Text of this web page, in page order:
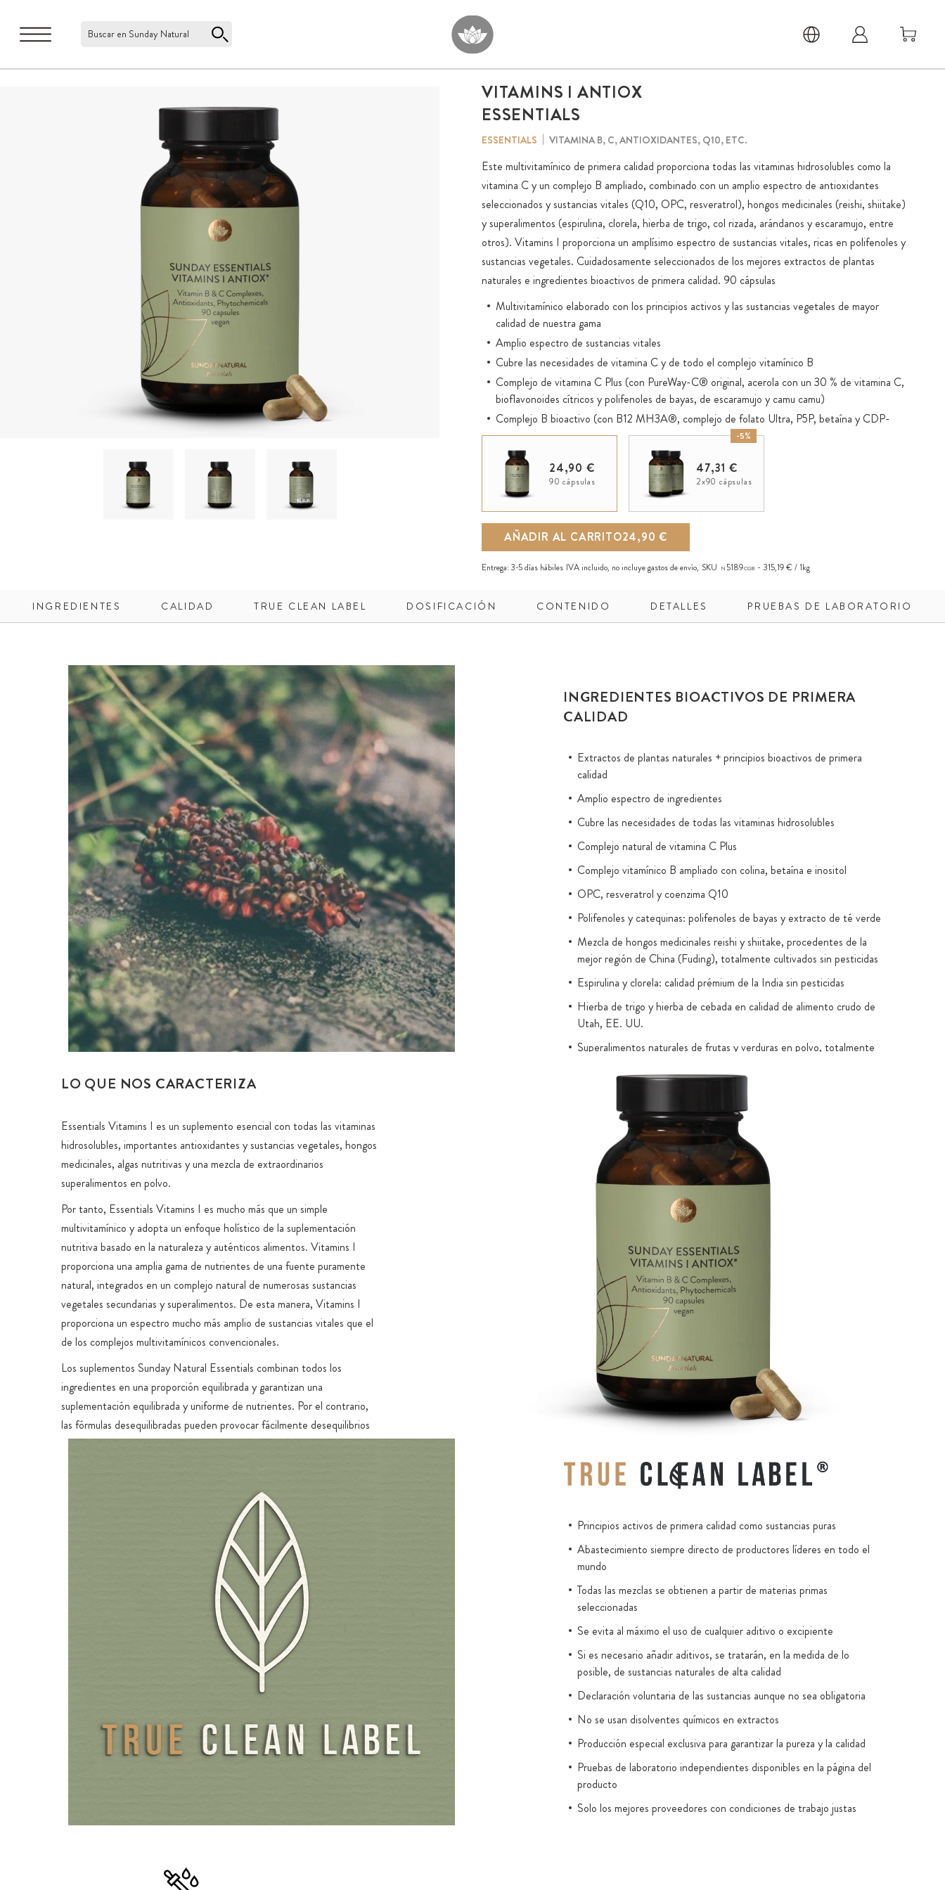
Buscar en Sunday Natural
VITAMINS I ANTIOX
ESSENTIALS
ESSENTIALS VITAMINA B, C, ANTIOXIDANTES, Q10, ETC.
Este multivitamínico de primera calidad proporciona todas las vitaminas hidrosolubles como la
vitamina C y un complejo B ampliado, combinado con un amplio espectro de antioxidantes
seleccionados y sustancias vitales (Q10, OPC, resveratrol), hongos medicinales (reishi, shiitake)
y superalimentos (espirulina, clorela, hierba de trigo, col rizada, arándanos y escaramujo, entre
otros). Vitamins I proporciona un amplísimo espectro de sustancias vitales, ricas en polifenoles y
sustancias vegetales. Cuidadosamente seleccionados de los mejores extractos de plantas
naturales e ingredientes bioactivos de primera calidad. 90 cápsulas
Multivitamínico elaborado con los principios activos y las sustancias vegetales de mayor
calidad de nuestra gama
Amplio espectro de sustancias vitales
Cubre las necesidades de vitamina C y de todo el complejo vitamínico B
Complejo de vitamina C Plus (con PureWay-C® original, acerola con un 30 % de vitamina C,
bioflavonoides cítricos y polifenoles de bayas, de escaramujo y camu camu)
Complejo B bioactivo (con B12 MH3A®, complejo de folato Ultra, P5P, betaína y CDP-
colina, entre otros)
OPC, resveratrol, polifenoles de bayas, extracto de té verde y coenzima Q10
Mezcla de hongos medicinales reishi y shiitake
Mezcla de algas espirulina y clorela
Mezcla de superalimentos de hierbas, frutas y verduras
Rico en sustancias vegetales secundarias: polifenoles, catequinas y carotenoides
Vegano
24,90 €
90 cápsulas
-5%
47,31 €
2x90 cápsulas
AÑADIR AL CARRITO24,90 €
Entrega: 3-5 días hábiles IVA incluido, no incluyegastos de envío, SKU N 5189CGB 315,19 € / 1kg
INGREDIENTES CALIDAD TRUE CLEAN LABEL DOSIFICACIÓN CONTENIDO DETALLES PRUEBAS DE LABORATORIO
INGREDIENTES BIOACTIVOS DE PRIMERA
CALIDAD
Extractos de plantas naturales + principios bioactivos de primera
calidad
Amplio espectro de ingredientes
Cubre las necesidades de todas las vitaminas hidrosolubles
Complejo natural de vitamina C Plus
Complejo vitamínico B ampliado con colina, betaína e inositol
OPC, resveratrol y coenzima Q10
Polifenoles y catequinas: polifenoles de bayas y extracto de té verde
Mezcla de hongos medicinales reishi y shiitake, procedentes de la
mejor región de China (Fuding), totalmente cultivados sin pesticidas
Espirulina y clorela: calidad prémium de la India sin pesticidas
Hierba de trigo y hierba de cebada en calidad de alimento crudo de
Utah, EE. UU.
Superalimentos naturales de frutas y verduras en polvo, totalmente
Variedad natural de formas con una combinación de cofactores
naturales y sustancias vegetales
Complejo de vitamina C Plus: recubierto de ácidos grasos vegetales
con complejo de bioflavonoides cítricos
Integrado en una matriz de sustancias vegetales de camu camu,
escaramujo, polifenoles de bayas y bioflavonoides cítricos
principios bioactivos de primera calidad
Vitamina B12 como fórmula MH3A: las 3 cobalaminas naturales
Folato como complejo de folato: Quatrefolic® y MagnafolatePro®
Vitaminas del grupo B bioactivas: P5P (vitamina B6), CDP-colina y
mioinositol
OPC como extracto acuoso de gran pureza de semillas de uva
francesas de primera calidad
Resveratrol patentado Veri-te™ original de Suiza procedente de
fermentación, con más del 98 % de trans-resveratrol
col rizada
Mezcla de frutas: açaí, arándanos silvestres y aronia
LO QUE NOS CARACTERIZA
Essentials Vitamins I es un suplemento esencial con todas las vitaminas
hidrosolubles, importantes antioxidantes y sustancias vegetales, hongos
medicinales, algas nutritivas y una mezcla de extraordinarios
superalimentos en polvo.
Por tanto, Essentials Vitamins I es mucho más que un simple
multivitamínico y adopta un enfoque holístico de la suplementación
nutritiva basado en la naturaleza y auténticos alimentos. Vitamins I
proporciona una amplia gama de nutrientes de una fuente puramente
natural, integrados en un complejo natural de numerosas sustancias
vegetales secundarias y superalimentos. De esta manera, Vitamins I
proporciona un espectro mucho más amplio de sustancias vitales que el
de los complejos multivitamínicos convencionales.
Los suplementos Sunday Natural Essentials combinan todos los
ingredientes en una proporción equilibrada y garantizan una
suplementación equilibrada y uniforme de nutrientes. Por el contrario,
las fórmulas desequilibradas pueden provocar fácilmente desequilibrios
que favorezcan la desregulación o deficiencias relativas.
de primera calidad cuidadosamente seleccionados, que hemos recopilado
a lo largo de más de 5 años de investigación en los principios activos de
mayor calidad del mundo. Esto diferencia las fórmulas de otras
multivitaminas que consisten en mezclas económicas ya preparadas de
Essentials Vitamins I proporciona nutrientes como una combinación de
extractos de plantas naturales y sustancias bioactivas puras y, por tanto,
ofrece lo mejor de ambas partes: sustancias bioactivas en una rica
variedad de formas y en una combinación de cofactores naturales y
sustancias vegetales. Contiene vitamina C como un complejo único Plus
con vitamina C PureWay-C® y de acerola, integrado en una matriz de
bioflavanoides cítricos. Un complejo vitamínico B ampliado a partir de
trigo sarraceno germinado, extracto de guayaba y formas de coenzimas
bioactivas: vitamina B6 como P-5-P, vitamina B12 como fórmula
semillas de uva francesas de primera calidad como extracto acuoso de
fermentación. Coenzima Q10 de fermentación. Valiosos hongos
Principios activos de primera calidad como sustancias puras
Abastecimiento siempre directo de productores líderes en todo el
mundo
Todas las mezclas se obtienen a partir de materias primas
seleccionadas
Se evita al máximo el uso de cualquier aditivo o excipiente
Si es necesario añadir aditivos, se tratarán, en la medida de lo
posible, de sustancias naturales de alta calidad
Declaración voluntaria de las sustancias aunque no sea obligatoria
No se usan disolventes químicos en extractos
Producción especial exclusiva para garantizar la pureza y la calidad
Pruebas de laboratorio independientes disponibles en la página del
producto
Solo los mejores proveedores con condiciones de trabajo justas